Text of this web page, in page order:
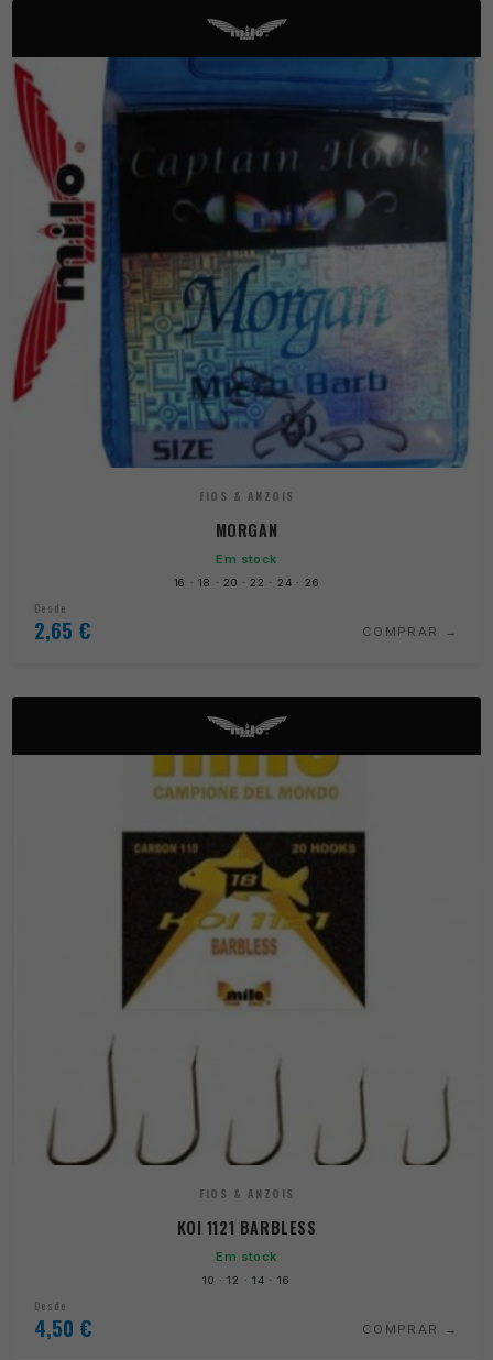
FIOS & ANZOIS
MORGAN
Em stock
16 · 18 · 20 · 22 · 24 · 26
Desde
2,65 € COMPRAR
FIOS & ANZOIS
KOI 1121 BARBLESS
Em stock
10 · 12 · 14 · 16
Desde
4,50 € COMPRAR